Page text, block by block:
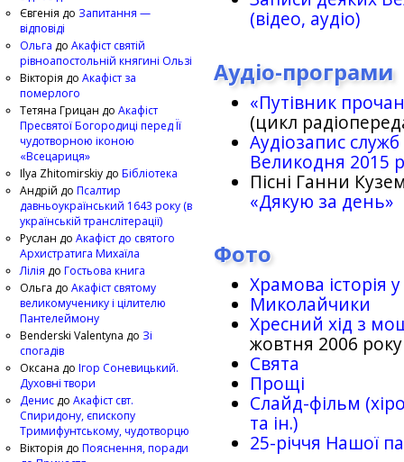
(відео, аудіо)
Аудіо-програми
«Путівник
(цикл
Аудіозапис
Великодня 2015
Пісні Ганни
«Дякую за день»
Фото
Храмова історія
Миколайчики
Хресний хід з
жовтня 2006 року
Свята
Прощі
Слайд-фільм
та ін.)
25-рiччя Нашої
Євгенія до Запитання —
відповіді
Ольга до Акафіст святій
рівноапостольній княгині Ользі
Вікторія до Акафіст за
померлого
Тетяна Грицан до Акафіст
Пресвятої Богородиці перед Її
чудотворною іконою
«Всецариця»
Ilya Zhitomirskiy до Бібліотека
Андрій до Псалтир
давньоукраїнський 1643 року (в
українській транслітерації)
Руслан до Акафіст до святого
Архистратига Михаїла
Лілія до Гостьова книга
Ольга до Акафіст святому
великомученику і цілителю
Пантелеймону
Benderski Valentyna до Зі
спогадів
Оксана до Ігор Соневицький.
Духовні твори
Денис до Акафіст свт.
Спиридону, єпископу
Тримифунтському, чудотворцю
Вікторія до Пояснення, поради